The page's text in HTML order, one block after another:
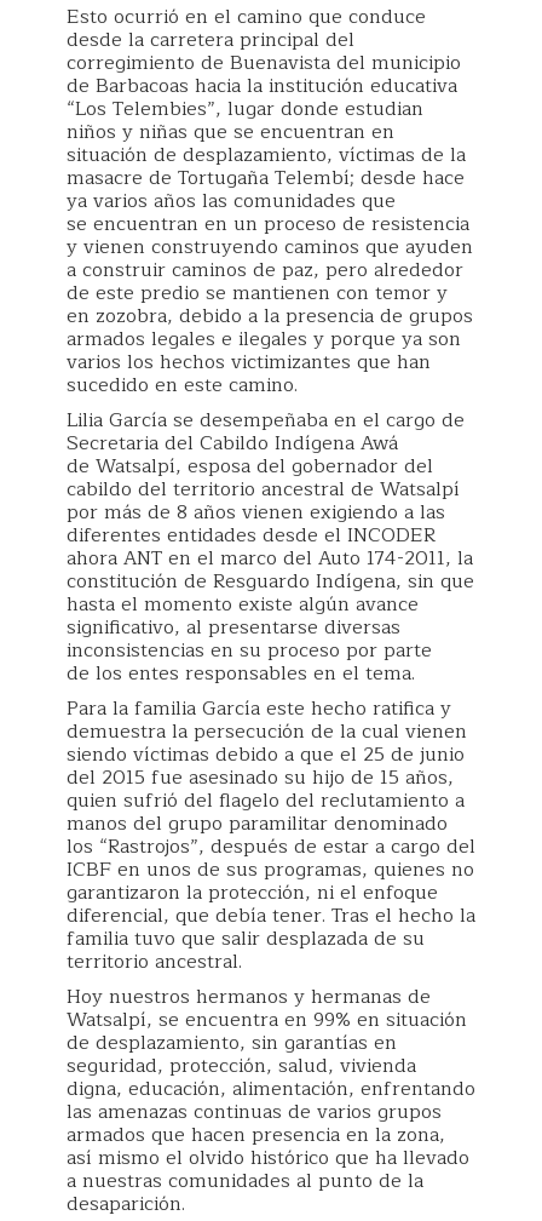
Esto ocurrió en el camino que conduce
desde la carretera principal del
corregimiento de Buenavista del municipio
de Barbacoas hacia la institución educativa
“Los Telembies”, lugar donde estudian
niños y niñas que se encuentran en
situación de desplazamiento, víctimas de la
masacre de Tortugaña Telembí; desde hace
ya varios años las comunidades que
se encuentran en un proceso de resistencia
y vienen construyendo caminos que ayuden
a construir caminos de paz, pero alrededor
de este predio se mantienen con temor y
en zozobra, debido a la presencia de grupos
armados legales e ilegales y porque ya son
varios los hechos victimizantes que han
sucedido en este camino.
Lilia García se desempeñaba en el cargo de
Secretaria del Cabildo Indígena Awá
de Watsalpí, esposa del gobernador del
cabildo del territorio ancestral de Watsalpí
por más de 8 años vienen exigiendo a las
diferentes entidades desde el INCODER
ahora ANT en el marco del Auto 174-2011, la
constitución de Resguardo Indígena, sin que
hasta el momento existe algún avance
significativo, al presentarse diversas
inconsistencias en su proceso por parte
de los entes responsables en el tema.
Para la familia García este hecho ratifica y
demuestra la persecución de la cual vienen
siendo víctimas debido a que el 25 de junio
del 2015 fue asesinado su hijo de 15 años,
quien sufrió del flagelo del reclutamiento a
manos del grupo paramilitar denominado
los “Rastrojos”, después de estar a cargo del
ICBF en unos de sus programas, quienes no
garantizaron la protección, ni el enfoque
diferencial, que debía tener. Tras el hecho la
familia tuvo que salir desplazada de su
territorio ancestral.
Hoy nuestros hermanos y hermanas de
Watsalpí, se encuentra en 99% en situación
de desplazamiento, sin garantías en
seguridad, protección, salud, vivienda
digna, educación, alimentación, enfrentando
las amenazas continuas de varios grupos
armados que hacen presencia en la zona,
así mismo el olvido histórico que ha llevado
a nuestras comunidades al punto de la
desaparición.